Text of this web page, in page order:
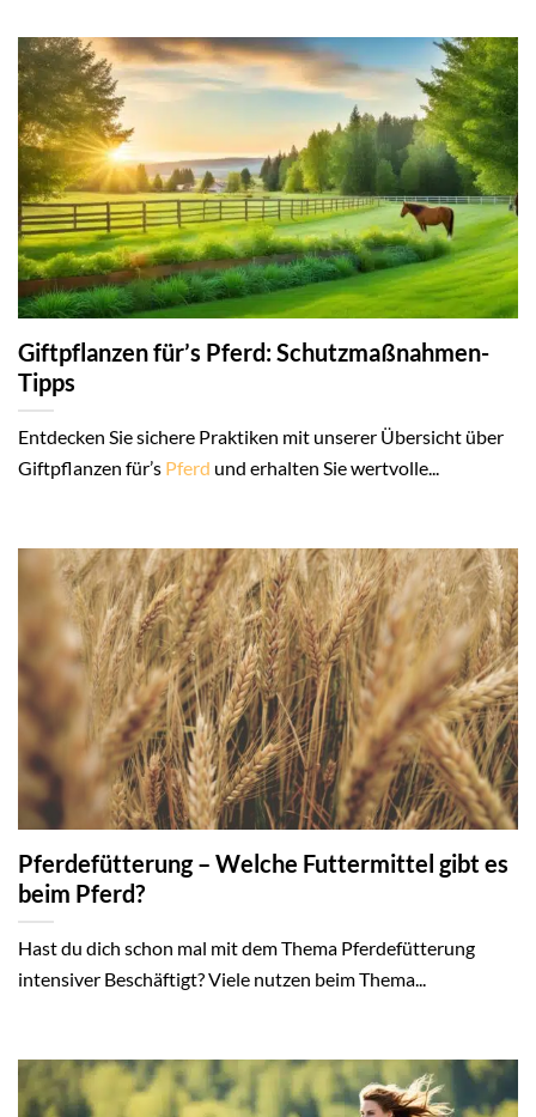
Giftpflanzen für’s Pferd: Schutzmaßnahmen-
Tipps
Entdecken Sie sichere Praktiken mit unserer Übersicht über
Giftpflanzen für’s Pferd und erhalten Sie wertvolle...
Pferdefütterung – Welche Futtermittel gibt es
beim Pferd?
Hast du dich schon mal mit dem Thema Pferdefütterung
intensiver Beschäftigt? Viele nutzen beim Thema...